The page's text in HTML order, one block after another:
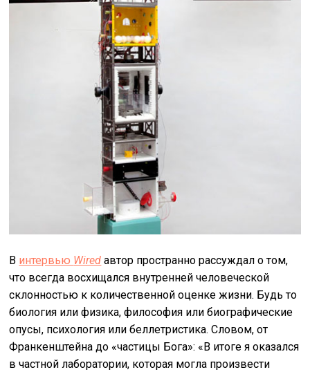
В интервью Wired автор пространно рассуждал о том,
что всегда восхищался внутренней человеческой
склонностью к количественной оценке жизни. Будь то
биология или физика, философия или биографические
опусы, психология или беллетристика. Словом, от
Франкенштейна до «частицы Бога»: «В итоге я оказался
в частной лаборатории, которая могла произвести